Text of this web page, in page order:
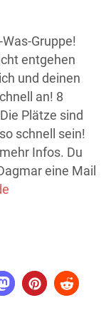
Gruppe!
entgehen
und deinen
an! 8
Plätze sind
schnell sein!
Infos. Du
eine Mail